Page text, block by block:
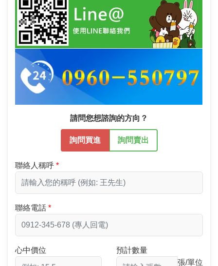
請問您想諮詢的方向？
詢問買進 詢問賣出
聯絡人稱呼
聯絡電話
心中價位
預計數量
張/單位